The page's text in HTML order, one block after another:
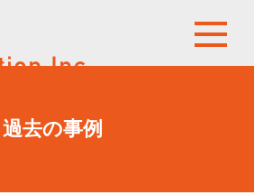
過去の事例